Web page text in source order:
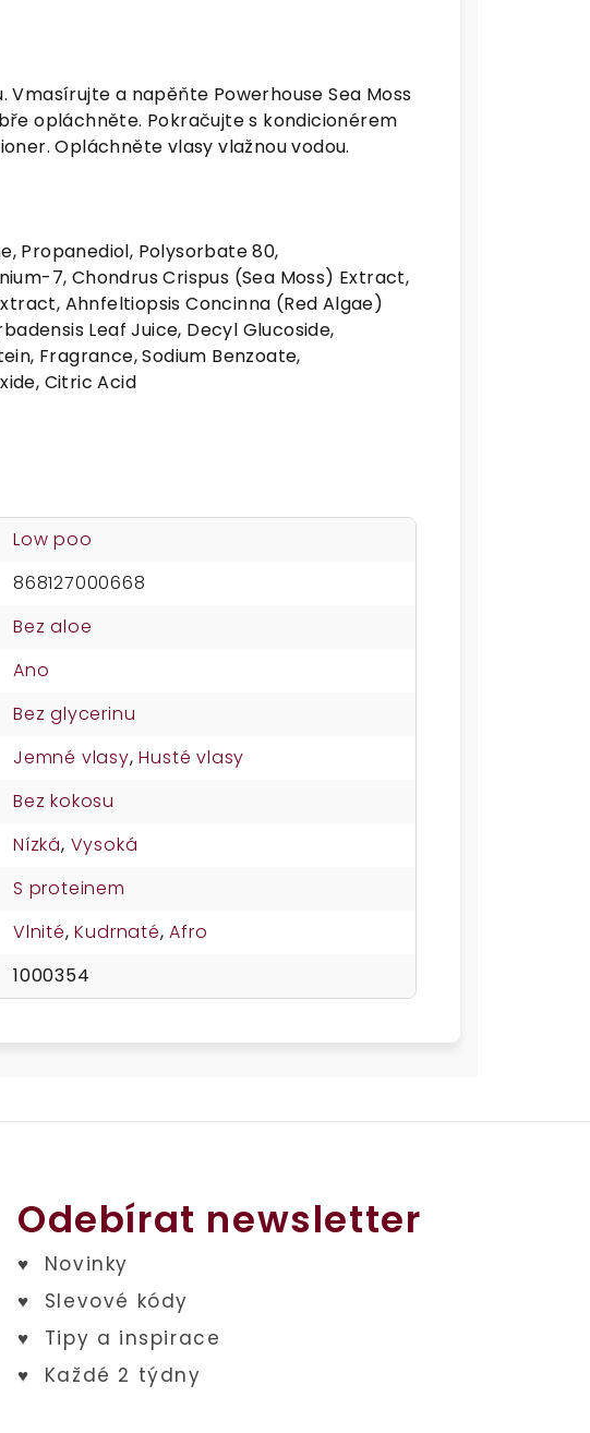
a napěňte Powerhouse Sea Moss
opláchněte. Pokračujte s kondicionérem
Opláchněte vlasy vlažnou vodou.
Propanediol, Polysorbate 80,
7, Chondrus Crispus (Sea Moss) Extract,
Ahnfeltiopsis Concinna (Red Algae)
Leaf Juice, Decyl Glucoside,
Fragrance, Sodium Benzoate,
Citric Acid
Low poo
868127000668
Bez aloe
Ano
Bez glycerinu
Jemné vlasy,Husté vlasy
Bez kokosu
Nízká, Vysoká
S proteinem
Vlnité,Kudrnaté,Afro
1000354
Odebírat newsletter